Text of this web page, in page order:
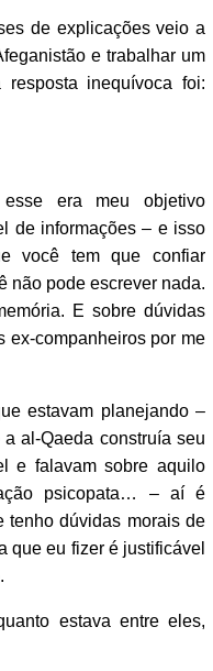
de explicações veio a
e trabalhar um
inequívoca foi:
era meu objetivo
de informações – e isso
você tem que confiar
não pode escrever nada.
E sobre dúvidas
ex-companheiros por me
estavam planejando –
al-Qaeda construía seu
e falavam sobre aquilo
psicopata… – aí é
tenho dúvidas morais de
que eu fizer é justificável
estava entre eles,